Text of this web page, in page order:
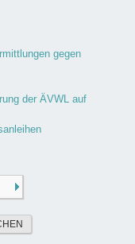
gegen
der ÄVWL auf